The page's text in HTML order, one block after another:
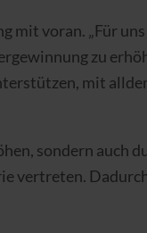
mit voran. „Für
zu
mit
sondern auch
vertreten.